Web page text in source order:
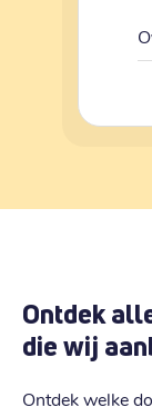
Ontdek
die wij
Ontdek welke